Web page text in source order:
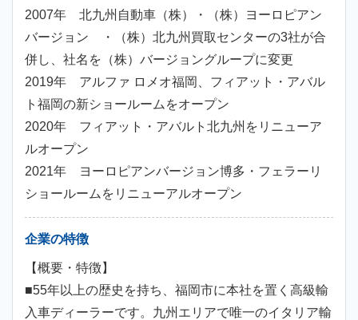
2007年 北九州自動車（株）・（株）ヨーロピアン
バージョン ・（株）北九州買取センターの3社が合
併し、社名を（株）バージョングループに変更
2019年 アルファ ロメオ福岡、フィアット・アバル
ト福岡の新ショールームをオープン
2020年 フィアット・アバルト北九州をリニューア
ルオープン
2021年 ヨーロピアンバージョン博多・フェラーリ
ショールームをリニューアルオープン
企業の特徴
【概要・特徴】
■55年以上の歴史を持ち、福岡市に本社を置く高級輸
入車ディーラーです。九州エリアで唯一のイタリア輸